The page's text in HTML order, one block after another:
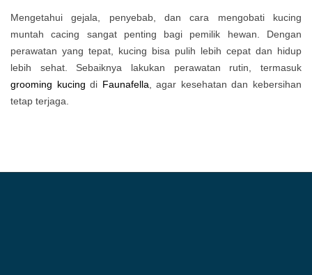
Mengetahui gejala, penyebab, dan cara mengobati kucing
muntah cacing sangat penting bagi pemilik hewan. Dengan
perawatan yang tepat, kucing bisa pulih lebih cepat dan hidup
lebih sehat. Sebaiknya lakukan perawatan rutin, termasuk
grooming kucing di Faunafella , agar kesehatan dan kebersihan
tetap terjaga.